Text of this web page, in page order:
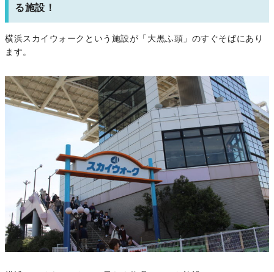
る施設！
横浜スカイウォークという施設が「大黒ふ頭」のすぐそばにあり
ます。